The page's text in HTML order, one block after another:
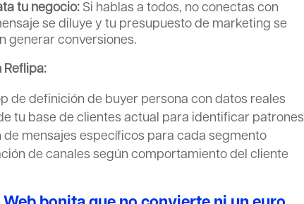
tu negocio:Si hablas a todos, no conectas con
se diluye y tu presupuesto de marketing se
generar conversiones.
Reflipa:
de definición de buyer persona con datos reales
tu base de clientes actual para identificar patrones
de mensajes específicos para cada segmento
de canales según comportamiento del cliente